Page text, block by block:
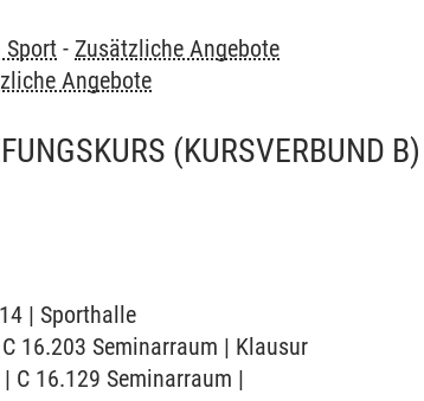
Sport - Zusätzliche Angebote
Angebote
(KURSVERBUND B)
| Sporthalle
16.203 Seminarraum | Klausur
C 16.129 Seminarraum |